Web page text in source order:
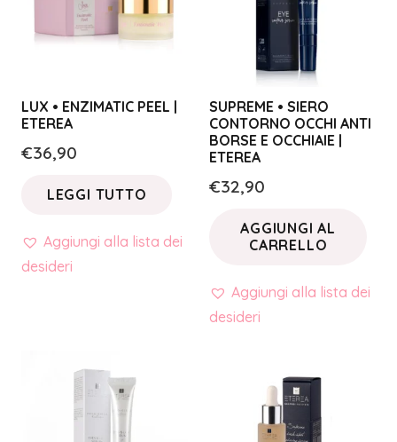
LUX • ENZIMATIC PEEL |
ETEREA
€36,90
LEGGI TUTTO
Aggiungi alla lista dei
desideri
SUPREME • SIERO
CONTORNO OCCHI ANTI
BORSE E OCCHIAIE |
ETEREA
€32,90
AGGIUNGI AL
CARRELLO
Aggiungi alla lista dei
desideri